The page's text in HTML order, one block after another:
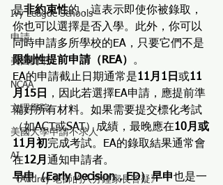
Ivy League Schools
申請
美國高中
NCAA
文理學院
美國大學申請不求人
AI
《Audrey 老師的八分鐘家長答疑》
是非約束性的，這表示即使你被錄取，
你也可以選擇是否入學。此外，你可以
同時申請多所學校的EA，只要它們不是
限制性提前申請（REA） 。
EA的申請截止日期通常是11月1日 或11
月15日
，因此若選擇EA申請，應提前準
備好所有材料。如果需要提交標化考試
（如ACT或SAT）成績，最晚應在10月或
11月初 完成考試。EA的錄取結果通常會
在12月 通知申請者。
早申（Early Decision，ED）早申也是一